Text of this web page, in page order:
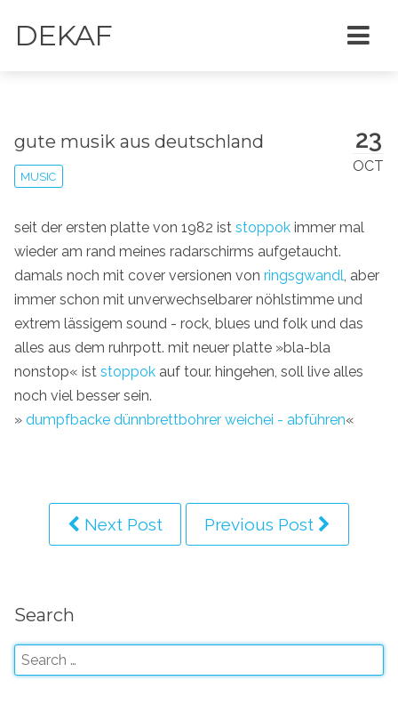
DEKAF
23
OCT
gute musik aus deutschland
MUSIC
seit der ersten platte von 1982 ist stoppok immer mal
wieder am rand meines radarschirms aufgetaucht.
damals noch mit cover versionen von ringsgwandl , aber
immer schon mit unverwechselbarer nöhlstimme und
extrem lässigem sound - rock, blues und folk und das
alles aus dem ruhrpott. mit neuer platte »bla-bla
nonstop« ist stoppok auf tour. hingehen, soll live alles
noch viel besser sein.
» dumpfbacke dünnbrettbohrer weichei - abführen«
Next Post Previous Post
Search